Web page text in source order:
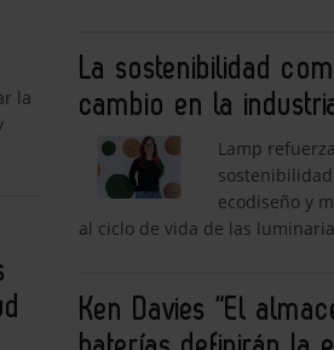
la
La sostenibilidad
cambio en la
Lamp
ecodiseño y
al ciclo de vida de las
Ken Davies “El